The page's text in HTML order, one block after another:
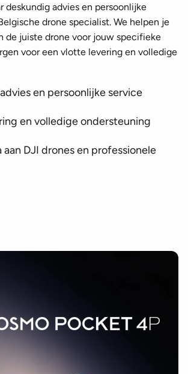
deskundig advies en persoonlijke
drone specialist. We helpen je
de juiste drone voor jouw specifieke
voor een vlotte levering en volledige
en persoonlijke service
en volledige ondersteuning
aan DJI drones en professionele